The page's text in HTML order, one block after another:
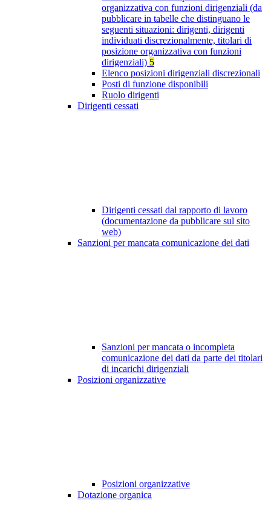
organizzativa con funzioni dirigenziali (da
pubblicare in tabelle che distinguano le
seguenti situazioni: dirigenti, dirigenti
individuati discrezionalmente, titolari di
posizione organizzativa con funzioni
dirigenziali) 5
Elenco posizioni dirigenziali discrezionali
Posti di funzione disponibili
Ruolo dirigenti
Dirigenti cessati
Dirigenti cessati dal rapporto di lavoro
(documentazione da pubblicare sul sito
web)
Sanzioni per mancata comunicazione dei dati
Sanzioni per mancata o incompleta
comunicazione dei dati da parte dei titolari
di incarichi dirigenziali
Posizioni organizzative
Posizioni organizzative
Dotazione organica